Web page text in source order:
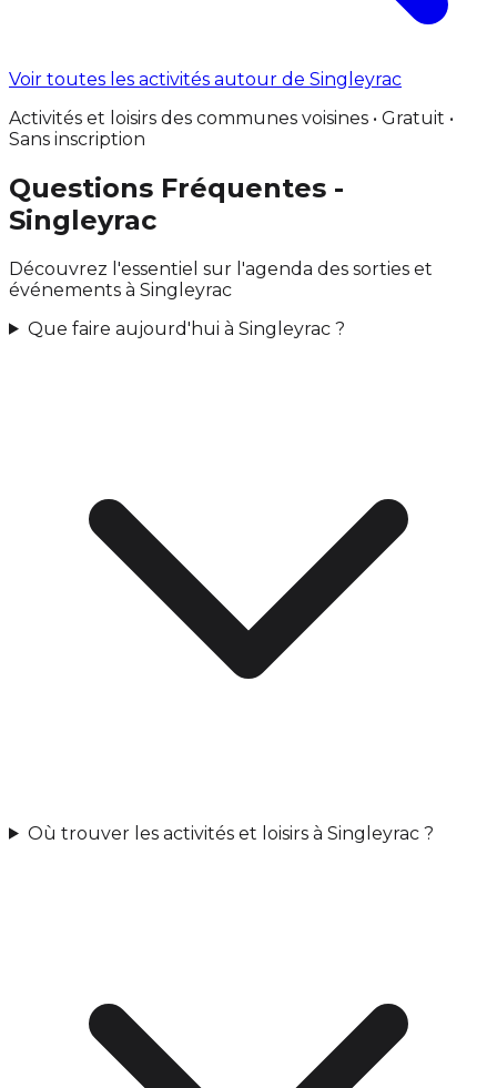
Voir toutes les activités autour de Singleyrac
Activités et loisirs des communes voisines • Gratuit •
Sans inscription
Questions Fréquentes -
Singleyrac
Découvrez l'essentiel sur l'agenda des sorties et
événements à Singleyrac
Que faire aujourd'hui à Singleyrac ?
Où trouver les activités et loisirs à Singleyrac ?